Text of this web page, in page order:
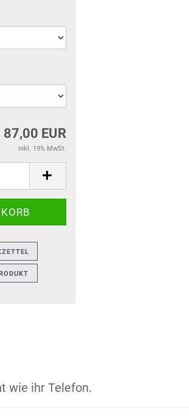
87,00 EUR
inkl. 19% MwSt.
wie ihr Telefon.